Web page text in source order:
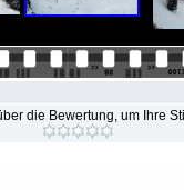
die Bewertung, um Ihre